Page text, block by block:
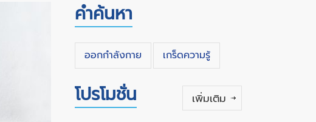
คำค้นหา
ออกกำลังกาย เกร็ดความรู้
โปรโมชั่น เพิ่มเติม